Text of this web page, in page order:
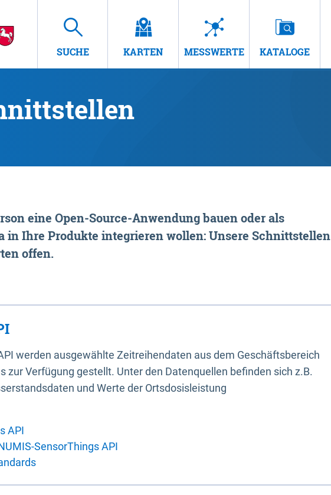
SUCHE KARTEN MESSWERTE KATALOGE
eine Open-Source-Anwendung bauen oder als
in Ihre Produkte integrieren wollen: Unsere Schnittstellen
offen.
werden ausgewählte Zeitreihendaten aus dem Geschäftsbereich
zur Verfügung gestellt. Unter den Datenquellen befinden sich z.B.
und Werte der Ortsdosisleistung
API
SensorThings API